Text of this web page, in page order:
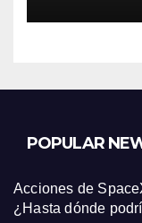
POPULAR
Acciones de
¿Hasta dónde